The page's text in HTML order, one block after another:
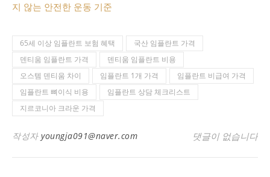
지 않는 안전한 운동 기준
65세 이상 임플란트 보험 혜택
국산 임플란트 가격
덴티움 임플란트 가격
덴티움 임플란트 비용
오스템 덴티움 차이
임플란트 1개 가격
임플란트 비급여 가격
임플란트 뼈이식 비용
임플란트 상담 체크리스트
지르코니아 크라운 가격
작성자 youngja091@naver.com 댓글이 없습니다